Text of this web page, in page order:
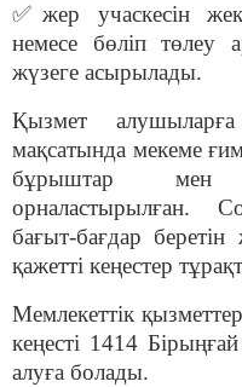
✅жер учаскесін
немесе бөліп төлеу
жүзеге асырылады.
Қызмет
мақсатында мекеме
бұрыштар мен
орналастырылған.
бағыт-бағдар беретін
қажетті кеңестер
Мемлекеттік
кеңесті 1414
алуға болады.